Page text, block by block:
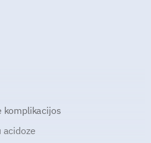
komplikacijos